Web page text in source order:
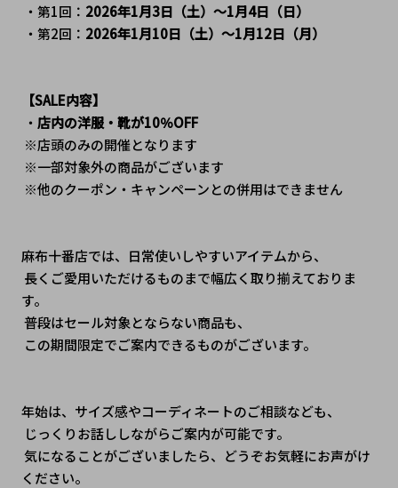
・第1回： 2026年1月3日（土）～1月4日（日）
・第2回： 2026年1月10日（土）～1月12日（月）
【SALE内容】
・ 店内の洋服・靴が10％OFF
※店頭のみの開催となります
※一部対象外の商品がございます
※他のクーポン・キャンペーンとの併用はできません
麻布十番店では、日常使いしやすいアイテムから、
す。
普段はセール対象とならない商品も、
この期間限定でご案内できるものがございます。
年始は、サイズ感やコーディネートのご相談なども、
じっくりお話ししながらご案内が可能です。
ください。